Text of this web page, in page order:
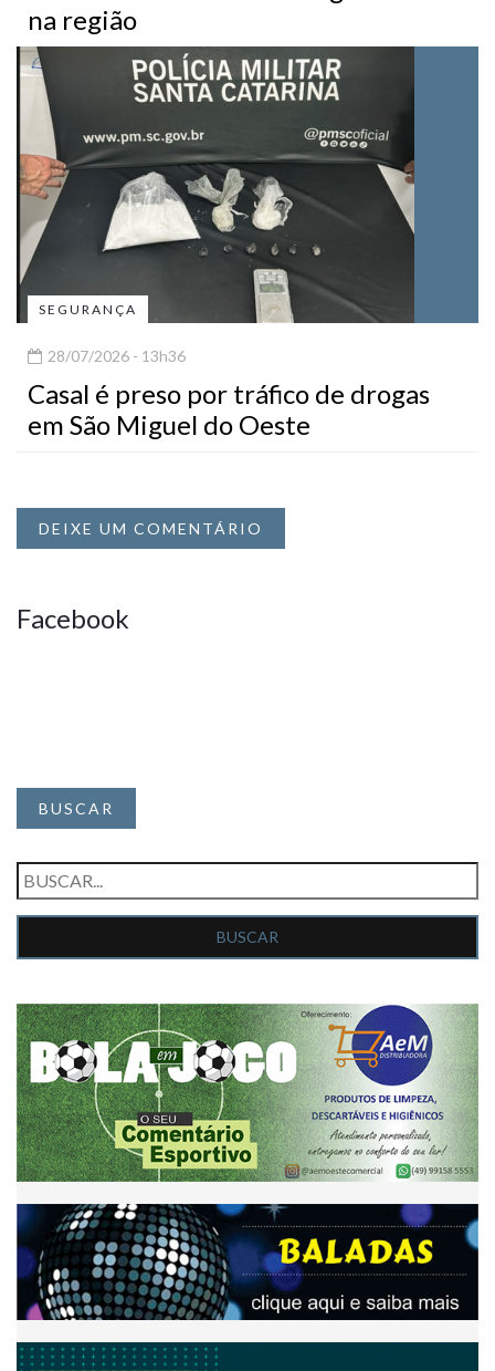
na região
SEGURANÇA
28/07/2026 - 13h36
Casal é preso por tráfico de drogas
em São Miguel do Oeste
DEIXE UM COMENTÁRIO
Facebook
BUSCAR